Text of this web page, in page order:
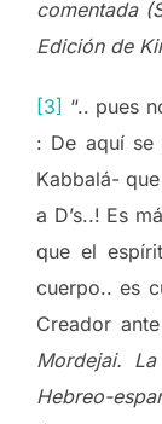
comentada
Edición de
[3] “.. pues
: De aquí se
Kabbalá-
a D’s..! Es
que el
cuerpo.. es
Creador
Mordejai.
Hebreo-